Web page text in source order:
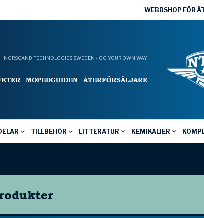
WEBBSHOP FÖR
NORSCAND TECHNOLOGIES SWEDEN - GO YOUR OWN WAY
MOPEDGUIDEN ÅTERFÖRSÄLJARE
TILLBEHÖR LITTERATUR KEMIKALIER